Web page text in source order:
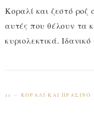
Κοραλί και ζεστό
αυτές που θέλουν τα
κυριολεκτικά.
11 — ΚΟΡΑΛΊ ΚΑΙ ΠΡΆΣΙΝΟ